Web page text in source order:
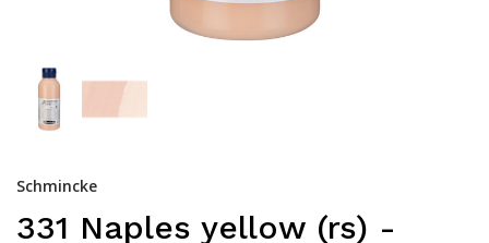
Schmincke
331 Naples yellow (rs) -